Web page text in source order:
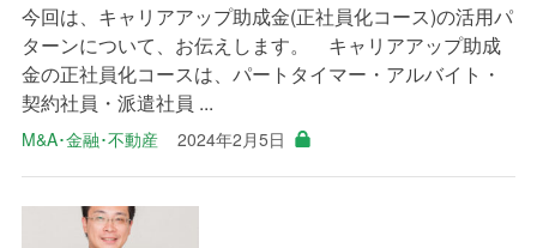
今回は、キャリアアップ助成金(正社員化コース)の活用パ
ターンについて、お伝えします。 キャリアアップ助成
金の正社員化コースは、パートタイマー・アルバイト・
契約社員・派遣社員 ...
M&A･金融･不動産 2024年2月5日